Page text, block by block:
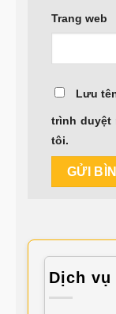
Trang web
Lưu
trình duyệt
tôi.
Dịch vụ